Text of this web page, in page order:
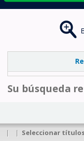
Su búsqueda
| | Seleccionar